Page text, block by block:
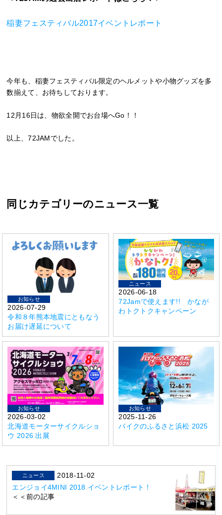
稲妻フェスティバル2017イベントレポート
今年も、稲妻フェスティバル限定のヘルメットや小物グッズを多
数揃えて、お待ちしております。
12月16日は、物欲全開でお台場へGo！！
以上、72JAMでした。
同じカテゴリーのニュース一覧
お知らせ
2026-07-29
令和８年熊本地震にともなう
お届け遅延について
ニュース
2026-06-18
72Jamで使えます!! かなが
わトクトクキャンペーン
お知らせ
2026-03-02
北海道モーターサイクルショ
ウ 2026 出展
お知らせ
2025-11-26
バイクのふるさと浜松 2025
ニュース
2018-11-02
エンジョイ4MINI 2018 イベントレポート！
＜＜前の記事